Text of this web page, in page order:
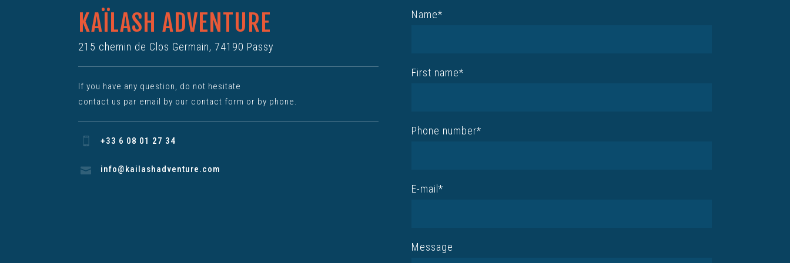
KAÏLASH ADVENTURE
215 chemin de Clos Germain, 74190 Passy
If you have any question, do not hesitate
contact us par email by our contact form or by phone.
+33 6 08 01 27 34
info@kailashadventure.com
Name*
First name*
Phone number*
E-mail*
Message